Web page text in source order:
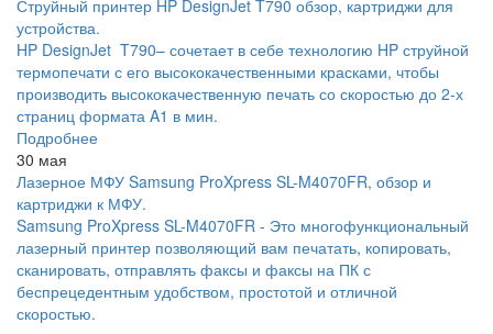
Струйный принтер HP DesignJet T790 обзор, картриджи для
устройства.
HP DesignJet T790– сочетает в себе технологию HP струйной
термопечати с его высококачественными красками, чтобы
производить высококачественную печать со скоростью до 2-х
страниц формата A1 в мин.
Подробнее
30 мая
Лазерное МФУ Samsung ProXpress SL-M4070FR, обзор и
картриджи к МФУ.
Samsung ProXpress SL-M4070FR - Это многофункциональный
лазерный принтер позволяющий вам печатать, копировать,
сканировать, отправлять факсы и факсы на ПК с
беспрецедентным удобством, простотой и отличной
скоростью.